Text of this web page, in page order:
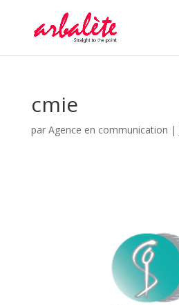
cmie
par Agence en communication |